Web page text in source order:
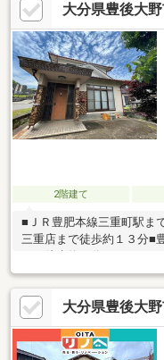
大分県豊後大
2階建て
■ＪＲ豊肥本線三重町駅ま
三重店まで徒歩約１３分■
大分県豊後大